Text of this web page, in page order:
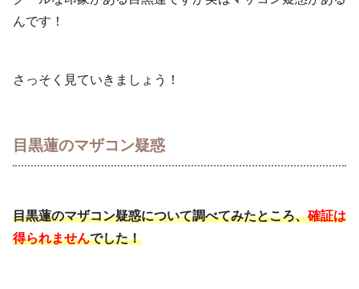
んです！
さっそく見ていきましょう！
目黒蓮のマザコン疑惑
目黒蓮のマザコン疑惑について調べてみたところ、確証は
得られませんでした！